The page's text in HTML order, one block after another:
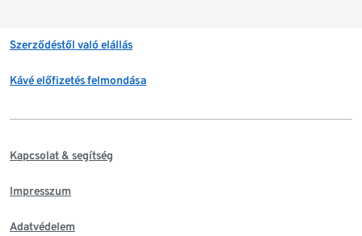
Szerződéstől való elállás
Kávé előfizetés felmondása
Kapcsolat & segítség
Impresszum
Adatvédelem